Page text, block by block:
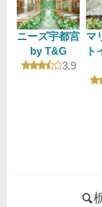
ニーズ宇都宮
by T&G
口コミ
3.9
マ